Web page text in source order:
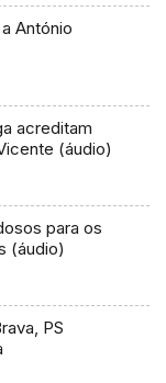
António
acreditam
(áudio)
para os
(áudio)
PS